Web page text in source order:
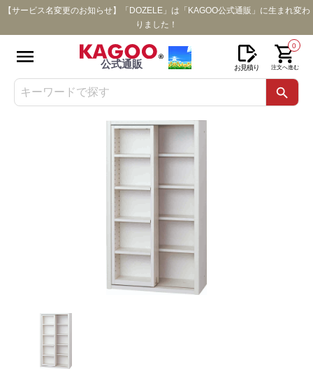
【サービス名変更のお知らせ】「DOZELE」は「KAGOO公式通販」に生まれ変わ
りました！
公式通販 お見積り
0
注文へ進む